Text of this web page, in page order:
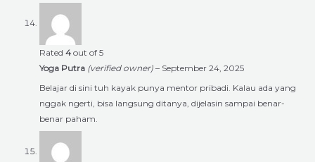
Rated 4 out of 5
Yoga Putra (verified owner) – September 24, 2025
Belajar di sini tuh kayak punya mentor pribadi. Kalau ada yang
nggak ngerti, bisa langsung ditanya, dijelasin sampai benar-
benar paham.